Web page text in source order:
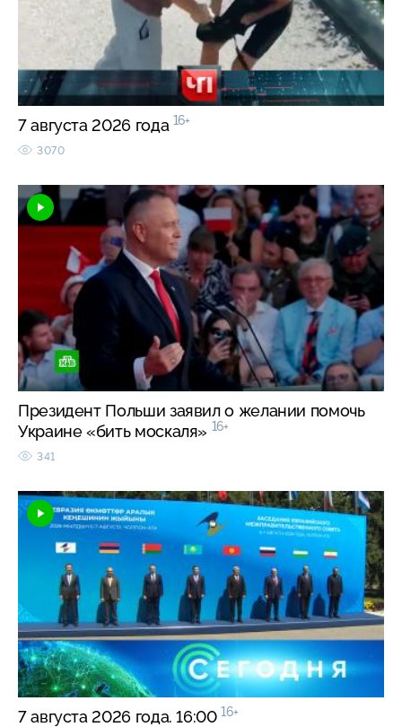
7 августа 2026 года 16+
3070
Президент Польши заявил о желании помочь
Украине «бить москаля» 16+
341
7 августа 2026 года. 16:00 16+